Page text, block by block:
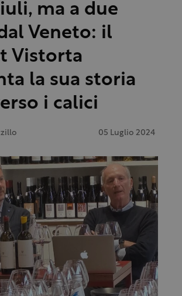
ma a due
Veneto: il
Vistorta
la sua storia
i calici
05 Luglio 2024